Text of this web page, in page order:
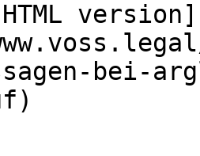
version]
bei-